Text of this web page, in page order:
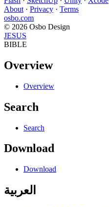
About · Privacy · Terms
osbo.com
© 2026 Osbo Design
JESUS
BIBLE
Overview
Overview
Search
Search
Download
Download
العربية